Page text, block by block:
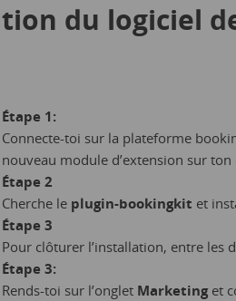
du logiciel
Étape 1:
Connecte-toi sur la plateforme
nouveau module d’extension sur ton
Étape 2
Cherche le plugin-bookingkit et
Étape 3
Pour clôturer l’installation, entre les
Étape 3:
Rends-toi sur l’onglet Marketinget